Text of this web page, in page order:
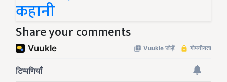
कहानी
Share your comments